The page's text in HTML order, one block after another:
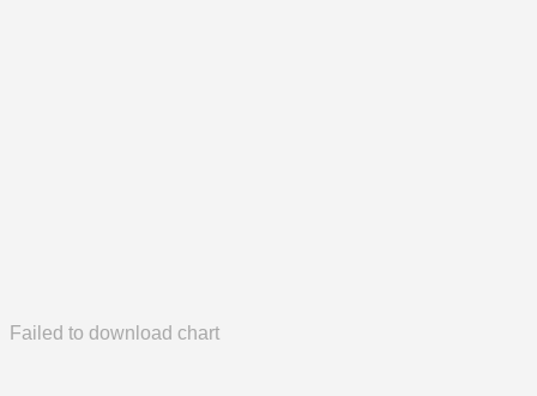
Failed to download chart